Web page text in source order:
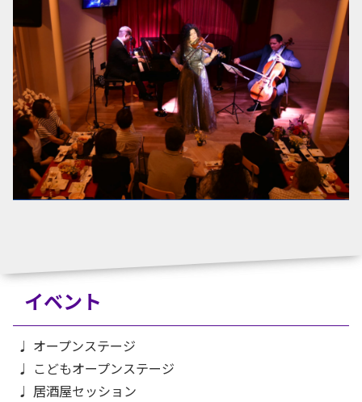
イベント
♩ オープンステージ
♩ こどもオープンステージ
♩ 居酒屋セッション